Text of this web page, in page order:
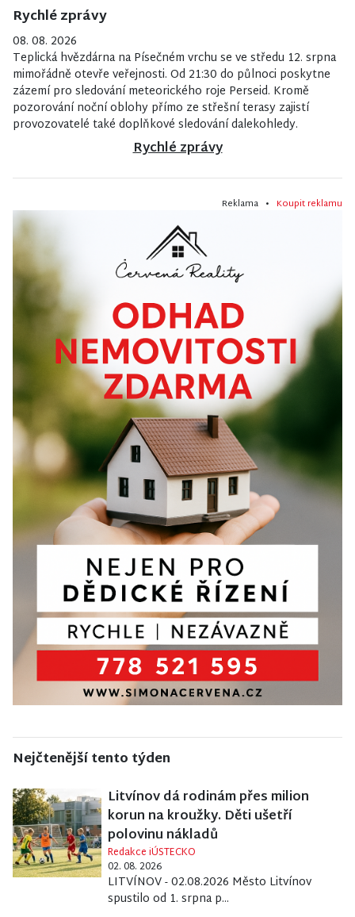
Rychlé zprávy
08. 08. 2026
Teplická hvězdárna na Písečném vrchu se ve středu 12. srpna
mimořádně otevře veřejnosti. Od 21:30 do půlnoci poskytne
zázemí pro sledování meteorického roje Perseid. Kromě
pozorování noční oblohy přímo ze střešní terasy zajistí
provozovatelé také doplňkové sledování dalekohledy.
Rychlé zprávy
Reklama • Koupit reklamu
Nejčtenější tento týden
Litvínov dá rodinám přes milion
korun na kroužky. Děti ušetří
polovinu nákladů
Redakce iÚSTECKO
02. 08. 2026
LITVÍNOV - 02.08.2026 Město Litvínov
spustilo od 1. srpna p...